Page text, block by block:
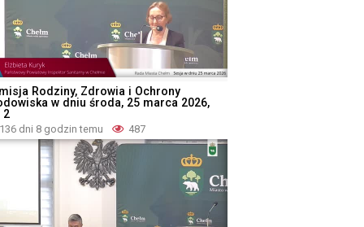
Rodziny, Zdrowia i Ochrony
w dniu środa, 25 marca 2026,
2
136 dni 8 godzin temu 487